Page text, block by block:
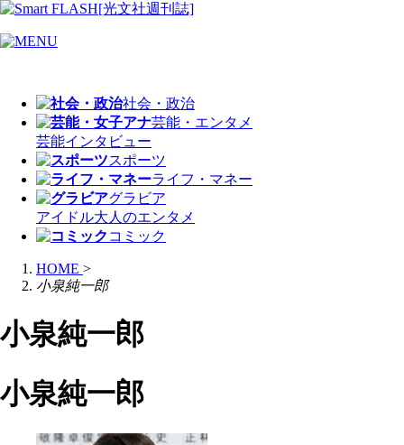
社会・政治
芸能・エンタメ
芸能インタビュー
スポーツ
ライフ・マネー
グラビア
アイドル大人のエンタメ
コミック
HOME >
小泉純一郎
小泉純一郎
小泉純一郎